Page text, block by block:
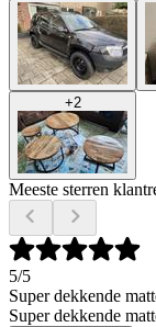
+2
Meeste sterren
5/5
Super dekkende
Super dekkende